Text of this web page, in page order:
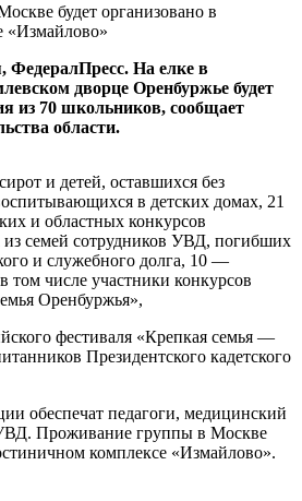
будет организовано в
«Измайлово»
На елке в
дворце Оренбуржье будет
из 70 школьников, сообщает
области.
и детей, оставшихся без
в детских домах, 21
и областных конкурсов
из семей сотрудников УВД, погибших
и служебного долга, 10 —
том числе участники конкурсов
Оренбуржья»,
фестиваля «Крепкая семья —
Президентского кадетского
обеспечат педагоги, медицинский
Проживание группы в Москве
комплексе «Измайлово».